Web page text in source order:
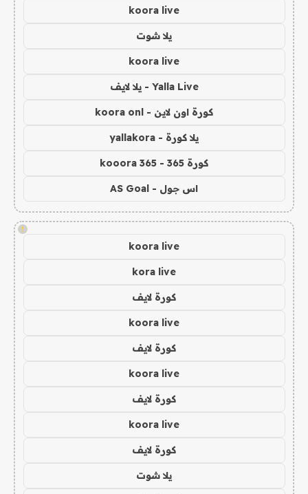
koora live
يلا شوت
koora live
Yalla Live - يلا لايف
كورة اون لاين - koora onl
يلا كورة - yallakora
كورة 365 - kooora 365
اس جول - AS Goal
!
koora live
kora live
كورة لايف
koora live
كورة لايف
koora live
كورة لايف
koora live
كورة لايف
يلا شوت